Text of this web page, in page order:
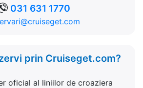
031 631 1770
prin Cruiseget.com?
oficial al liniilor de croaziera